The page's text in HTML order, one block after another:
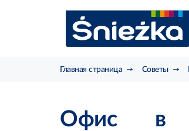
Главная страница Советы
Офис в